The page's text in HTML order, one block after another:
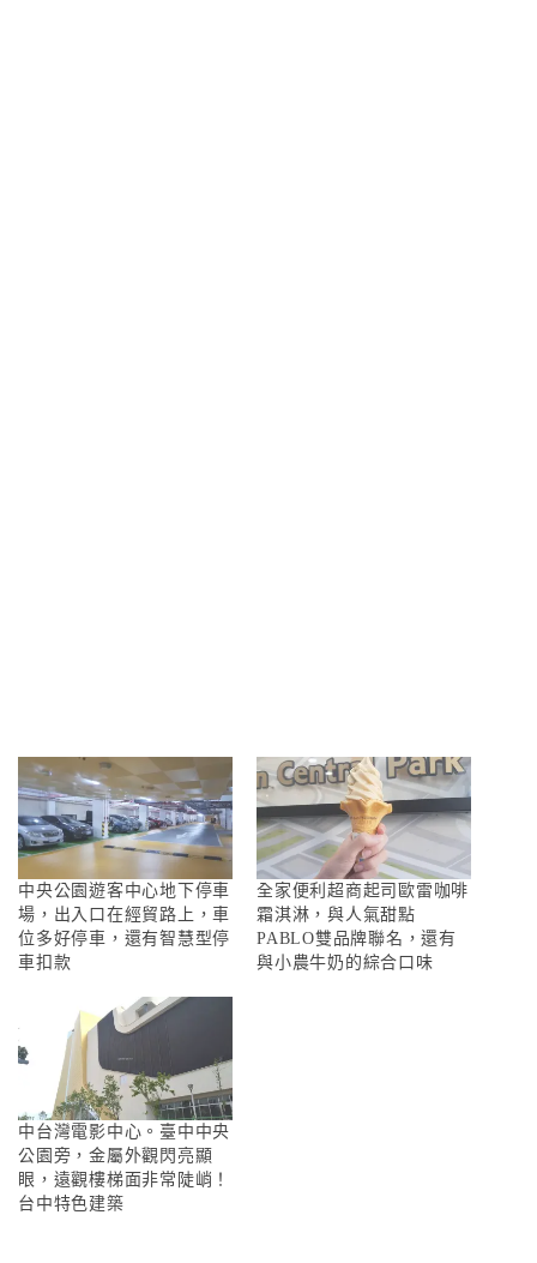
中央公園遊客中心地下停車
場，出入口在經貿路上，車
位多好停車，還有智慧型停
車扣款
全家便利超商起司歐雷咖啡
霜淇淋，與人氣甜點
PABLO雙品牌聯名，還有
與小農牛奶的綜合口味
中台灣電影中心。臺中中央
公園旁，金屬外觀閃亮顯
眼，遠觀樓梯面非常陡峭！
台中特色建築